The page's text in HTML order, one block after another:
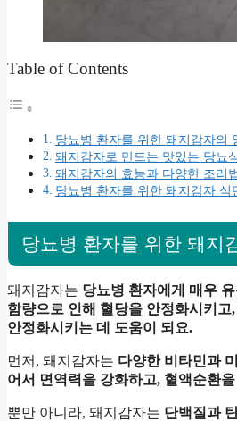
Table of Contents
당뇨병 환자를 위한 돼지감자의
돼지감자로 만드는 맛있는 당뇨
돼지감자의 효능과 다양한 조리
당뇨병 환자를 위한 돼지감자 식
당뇨병 환자를 위한 돼지
돼지감자는 당뇨병 환자에게 매우
함량으로 인해 혈당을 안정화시키
안정화시키는 데 도움이 되요.
먼저, 돼지감자는 다양한 비타민과
어서 면역력을 강화하고, 혈액순환
뿐만 아니라, 돼지감자는 단백질과